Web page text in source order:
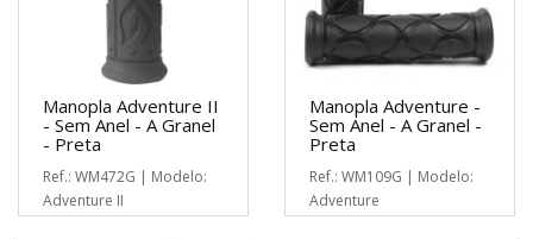
Manopla Adventure II
- Sem Anel - A Granel
- Preta
Ref.: WM472G | Modelo:
Adventure II
Manopla Adventure -
Sem Anel - A Granel -
Preta
Ref.: WM109G | Modelo:
Adventure